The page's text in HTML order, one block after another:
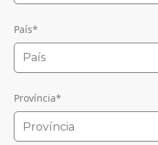
País*
País
Província*